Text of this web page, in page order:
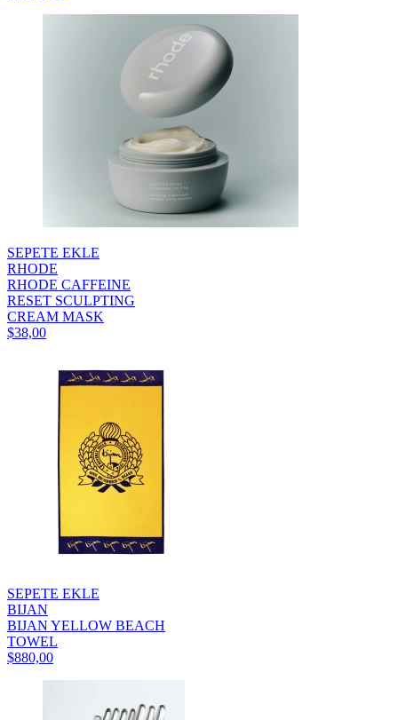
SEPETE EKLE
RHODE
RHODE CAFFEINE
RESET SCULPTING
CREAM MASK
$38,00
SEPETE EKLE
BIJAN
BIJAN YELLOW BEACH
TOWEL
$880,00